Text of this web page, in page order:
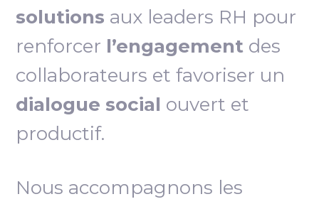
solutions aux leaders RH pour
renforcer l’engagement des
collaborateurs et favoriser un
dialogue social ouvert et
productif.
Nous accompagnons les